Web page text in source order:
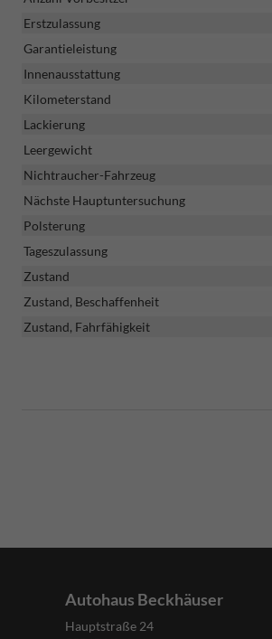
Erstzulassung
Garantieleistung
Innenausstattung
Kilometerstand
Lackierung
Leergewicht
Nichtraucher-Fahrzeug
Nächste Hauptuntersuchung
Polsterung
Tageszulassung
Zustand
Zustand, Beschaffenheit
Zustand, Fahrfähigkeit
Autohaus Beckhäuser
Hauptstraße 24